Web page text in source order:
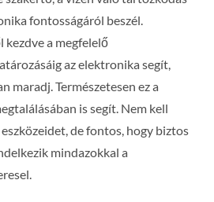
fontosságáról beszél.
kezdve a megfelelő
az elektronika segít,
maradj. Természetesen ez a
is segít. Nem kell
de fontos, hogy biztos
mindazokkal a